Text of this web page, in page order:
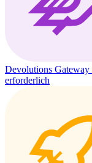
Devolutions Gateway
erforderlich